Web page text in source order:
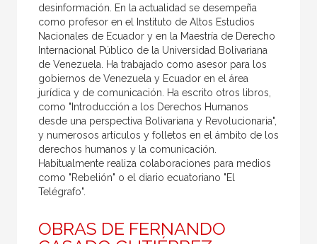
Ilustrador
Prologuista
Traductor
Traductora
desinformación. En la actualidad se desempeña
como profesor en el Instituto de Altos Estudios
Nacionales de Ecuador y en la Maestría de Derecho
Internacional Público de la Universidad Bolivariana
de Venezuela. Ha trabajado como asesor para los
gobiernos de Venezuela y Ecuador en el área
jurídica y de comunicación. Ha escrito otros libros,
como "Introducción a los Derechos Humanos
desde una perspectiva Bolivariana y Revolucionaria",
y numerosos artículos y folletos en el ámbito de los
derechos humanos y la comunicación.
Habitualmente realiza colaboraciones para medios
como "Rebelión" o el diario ecuatoriano "El
Telégrafo".
OBRAS DE FERNANDO